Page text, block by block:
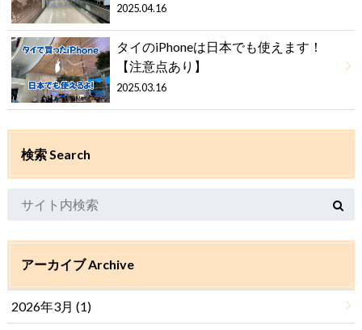
2025.04.16
タイのiPhoneは日本でも使えます！
【注意点あり】
2025.03.16
検索 Search
アーカイブ Archive
2026年3月 (1)